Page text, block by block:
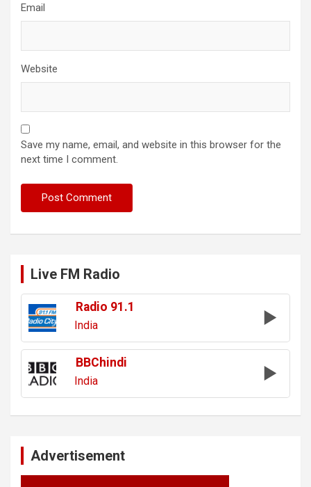
Email
Website
Save my name, email, and website in this browser for the
next time I comment.
Live FM Radio
Radio 91.1
India
BBChindi
India
Advertisement